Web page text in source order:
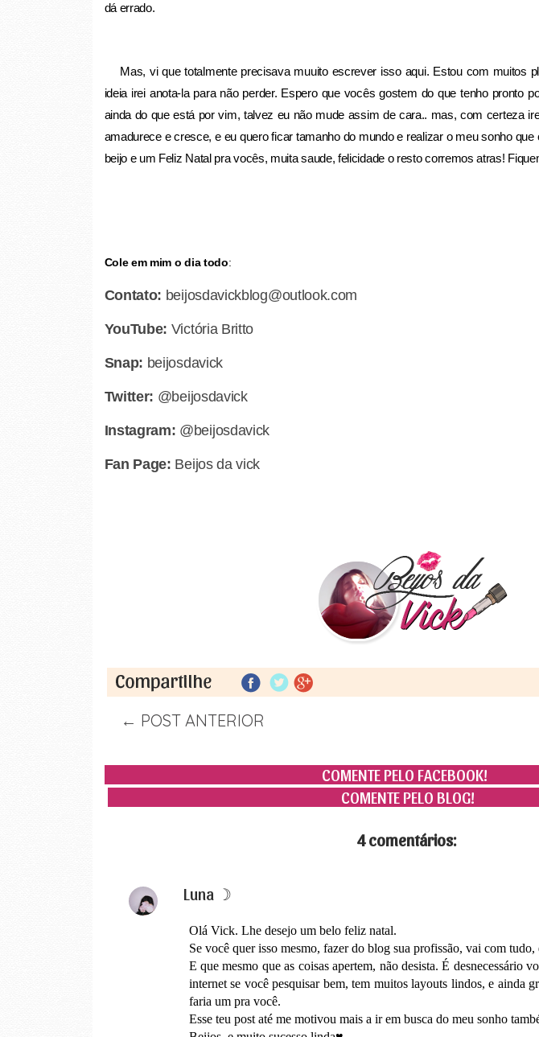
dá errado.
Mas, vi que totalmente precisava muuito escrever isso aqui. Estou com muitos
ideia irei anota-la para não perder. Espero que vocês gostem do que tenho pronto
ainda do que está por vim, talvez eu não mude assim de cara.. mas, com certeza
amadurece e cresce, e eu quero ficar tamanho do mundo e realizar o meu sonho que
beijo e um Feliz Natal pra vocês, muita saude, felicidade o resto corremos atras!
Cole em mim o dia todo:
Contato: beijosdavickblog@outlook.com
YouTube: Victória Britto
Snap: beijosdavick
Twitter: @beijosdavick
Instagram: @beijosdavick
Fan Page: Beijos da vick
← POST ANTERIOR
COMENTE PELO FACEBOOK!
COMENTE PELO BLOG!
4 comentários:
Luna ☽
Olá Vick. Lhe desejo um belo feliz natal.
Se você quer isso mesmo, fazer do blog sua profissão, vai com tudo,
E que mesmo que as coisas apertem, não desista. É desnecessário
internet se você pesquisar bem, tem muitos layouts lindos, e ainda
faria um pra você.
Esse teu post até me motivou mais a ir em busca do meu sonho